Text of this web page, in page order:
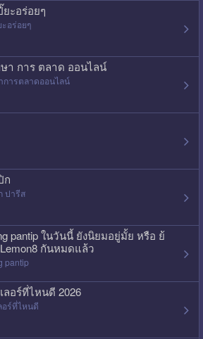
ะอร่อยๆ
อร่อยๆ
า การ ตลาด ออนไลน์
การตลาดออนไลน์
ก
ปารีส
pantip ในวันนี้ ยังนิยมอยู่มั้ย หรือ ย้
กันหมดแล้ว
pantip
ลอร์ที่ไหนดี 2026
ร์ที่ไหนดี